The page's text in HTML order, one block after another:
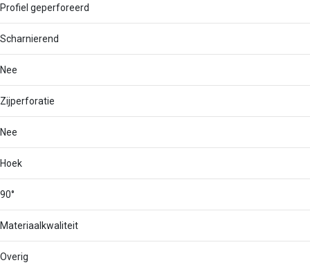
Profiel geperforeerd
Scharnierend
Nee
Zijperforatie
Nee
Hoek
90°
Materiaalkwaliteit
Overig